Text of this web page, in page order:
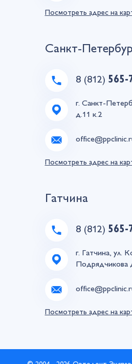
Посмотреть адрес на
Санкт-
8 (812) 565-
г. Санкт-
д.11 к.2
Посмотреть адрес на
Гатчина
8 (812) 565-
г. Гатчина, ул.
Подрядчикова
Посмотреть адрес на